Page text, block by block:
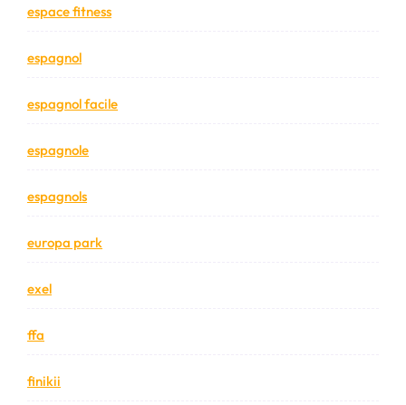
espace fitness
espagnol
espagnol facile
espagnole
espagnols
europa park
exel
ffa
finikii